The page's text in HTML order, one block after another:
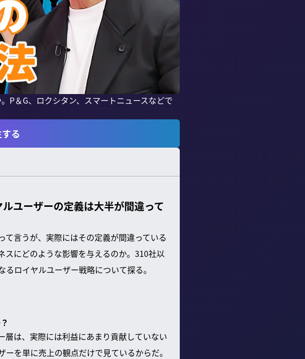
P＆G、ロクシタン、スマートニュースなどで
る
ユーザーの定義は大半が間違って
言うが、実際にはその定義が間違っている
スにどのような影響を与えるのか。310社以
ロイヤルユーザー戦略について探る。
は、実際には利益にあまり貢献していない
を単に売上の観点だけで見ているからだ。